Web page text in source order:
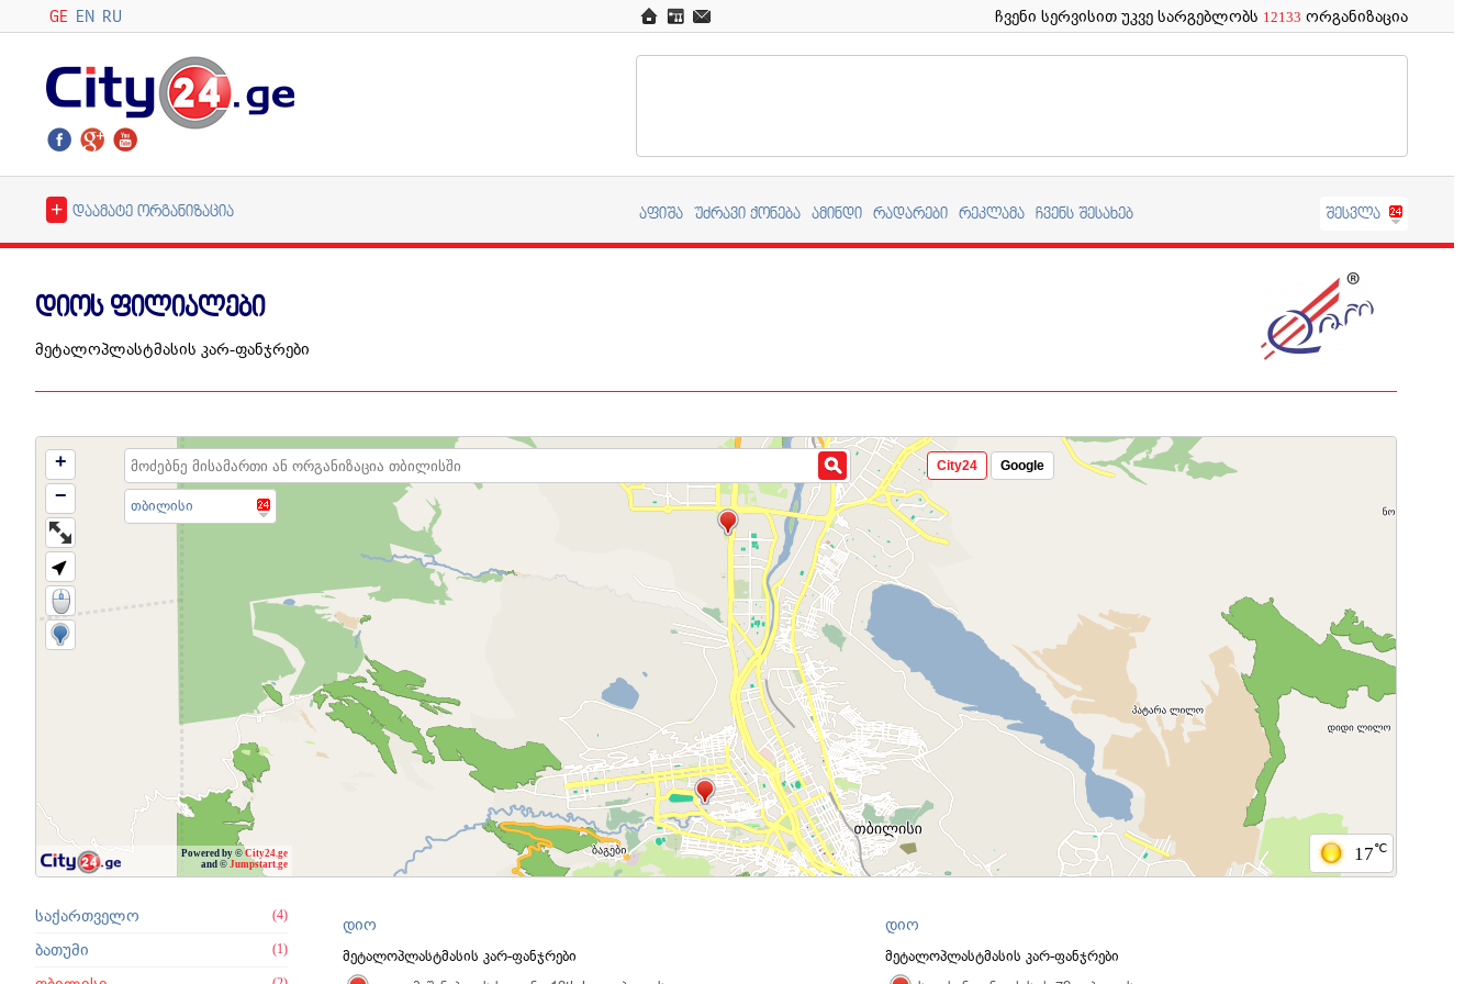
GE EN RU ჩვენი სერვისით უკვე სარგებლობს 12133 ორგანიზაცია
+ დაამატე ორგანიზაცია აფიშა უძრავი ქონება ამინდი რადარები რეკლამა ჩვენს შესახებ შესვლა
დიოს ფილიალები
მეტალოპლასტმასის კარ-ფანჯრები
თბილისი
17℃
Powered by © City24.ge
and © Jumpstart.ge
+
−
City24 Google
დიო
მეტალოპლასტმასის კარ-ფანჯრები
დიო
მეტალოპლასტმასის კარ-ფანჯრები
საქართველო (4)
ბათუმი (1)